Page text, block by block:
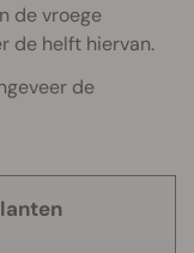
de vroege
de helft hiervan.
de